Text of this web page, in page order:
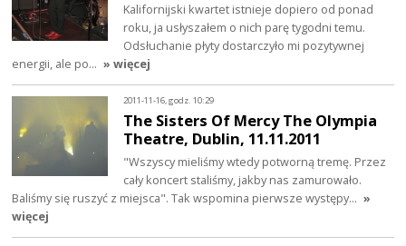
Kalifornijski kwartet istnieje dopiero od ponad
roku, ja usłyszałem o nich parę tygodni temu.
Odsłuchanie płyty dostarczyło mi pozytywnej
energii, ale po… » więcej
2011-11-16, godz. 10:29
The Sisters Of Mercy The Olympia
Theatre, Dublin, 11.11.2011
"Wszyscy mieliśmy wtedy potworną tremę. Przez
cały koncert staliśmy, jakby nas zamurowało.
Baliśmy się ruszyć z miejsca". Tak wspomina pierwsze występy… »
więcej